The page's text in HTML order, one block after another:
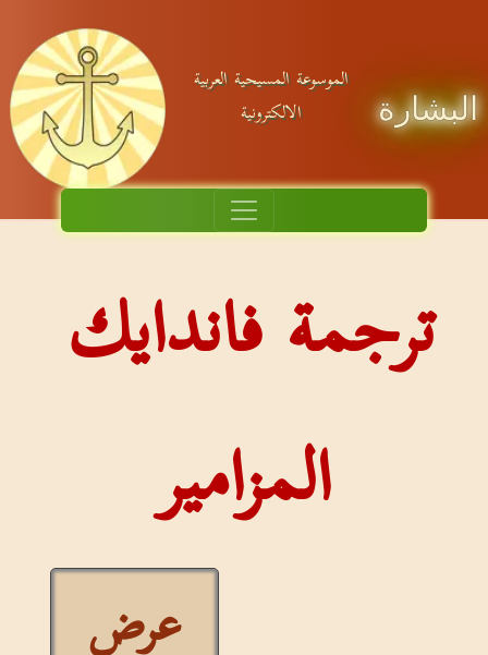
البشارة
الموسوعة المسيحية العربية
الالكترونية
ترجمة فاندايك
المزامير
عرض